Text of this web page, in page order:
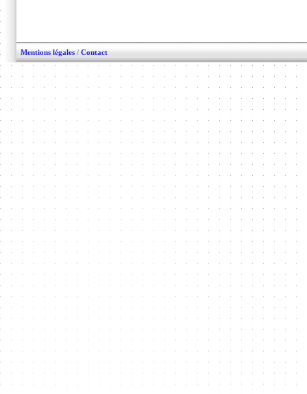
Mentions légales / Contact